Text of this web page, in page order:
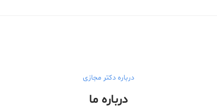
درباره دکتر مجازی
درباره ما